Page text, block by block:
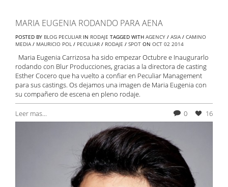
MARIA EUGENIA RODANDO PARA AENA
POSTED BY BLOG PECULIAR IN RODAJE TAGGED WITH AGENCY / ASIA/ CAMINO
MEDIA/ MAURICIO POL / PECULIAR / RODAJE / SPOT ON OCT 02 2014
Maria Eugenia Carrizosa ha sido empezar Octubre e Inaugurarlo
rodando con Blur Producciones, gracias a la directora de casting
Esther Cocero que ha vuelto a confiar en Peculiar Management
para sus castings. Os dejamos una imagen de Maria Eugenia con
su compañero de escena en pleno rodaje.
Leer mas... 0 16